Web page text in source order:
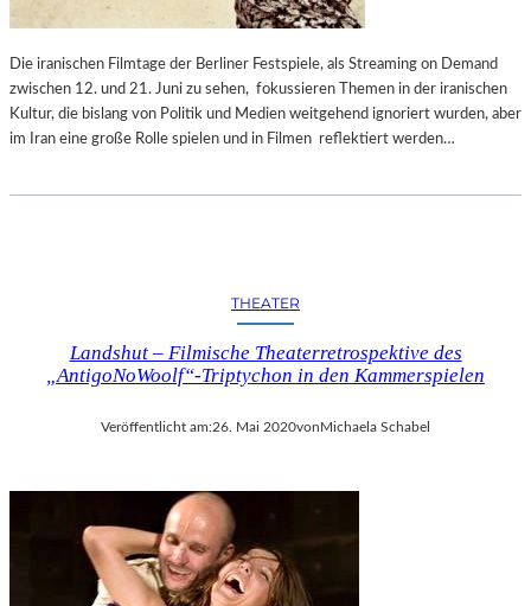
Die iranischen Filmtage der Berliner Festspiele, als Streaming on Demand
zwischen 12. und 21. Juni zu sehen, fokussieren Themen in der iranischen
Kultur, die bislang von Politik und Medien weitgehend ignoriert wurden, aber
im Iran eine große Rolle spielen und in Filmen reflektiert werden…
THEATER
Landshut – Filmische Theaterretrospektive des
„AntigoNoWoolf“-Triptychon in den Kammerspielen
Veröffentlicht am:26. Mai 2020von Michaela Schabel